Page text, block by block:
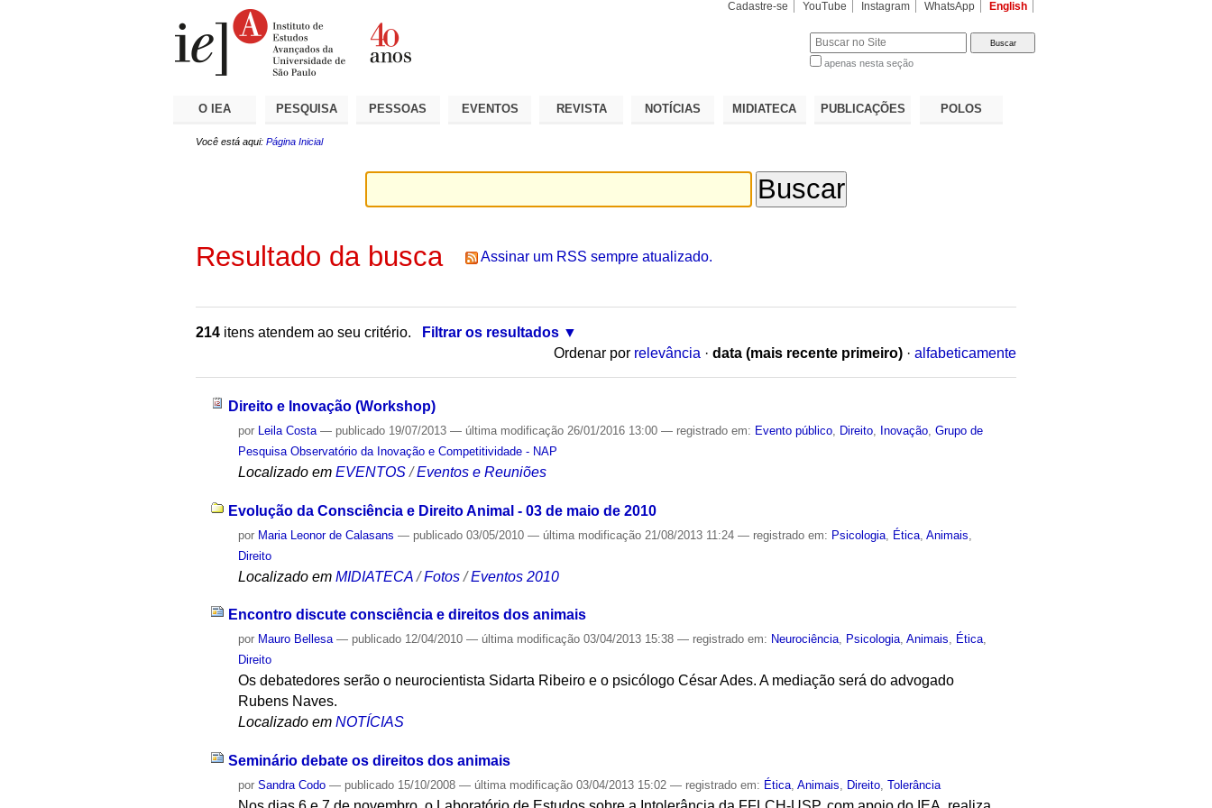
Cadastre-se YouTube Instagram WhatsApp English
apenas nesta seção
O IEA PESQUISA PESSOAS EVENTOS REVISTA NOTÍCIAS MIDIATECA PUBLICAÇÕES POLOS
Você está aqui: Página Inicial
Resultado da busca Assinar um RSS sempre atualizado.
214 itens atendem ao seu critério.
Filtrar os resultados
Ordenar por relevância · data (mais recente primeiro) · alfabeticamente
Direito e Inovação (Workshop)
por Leila Costa — publicado 19/07/2013— última modificação 26/01/2016 13:00— registrado em: Evento público Direito Inovação ,Grupo de
Pesquisa Observatório da Inovação e Competitividade - NAP
Localizado em EVENTOS /Eventos e Reuniões
Evolução da Consciência e Direito Animal - 03 de maio de 2010
por Maria Leonor de Calasans — publicado 03/05/2010— última modificação 21/08/2013 11:24— registrado em: Psicologia Ética ,Animais
Direito
Localizado em MIDIATECA /Fotos /Eventos 2010
Encontro discute consciência e direitos dos animais
por Mauro Bellesa — publicado 12/04/2010— última modificação 03/04/2013 15:38— registrado em: Neurociência, Psicologia,Animais, Ética,
Direito
Os debatedores serão o neurocientista Sidarta Ribeiro e o psicólogo César Ades. A mediação será do advogado
Rubens Naves.
Localizado em NOTÍCIAS
Seminário debate os direitos dos animais
porSandra Codo — publicado 15/10/2008— última modificação 03/04/2013 15:02— registrado em: Ética,Animais, Direito,Tolerância